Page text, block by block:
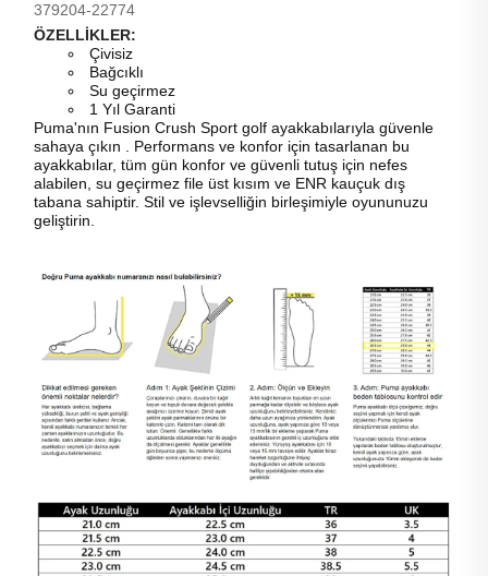
379204-22774
ÖZELLİKLER:
Çivisiz
Bağcıklı
Su geçirmez
1 Yıl Garanti
Puma'nın Fusion Crush Sport golf ayakkabılarıyla güvenle
sahaya çıkın
. Performans ve konfor için tasarlanan bu
ayakkabılar, tüm gün konfor ve güvenli tutuş için nefes
alabilen, su geçirmez file üst kısım ve ENR kauçuk dış
tabana sahiptir. Stil ve işlevselliğin birleşimiyle oyununuzu
geliştirin.